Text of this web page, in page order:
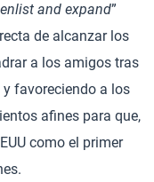
enlist and expand”
de alcanzar los
a los amigos tras
favoreciendo a los
afines para que,
como el primer